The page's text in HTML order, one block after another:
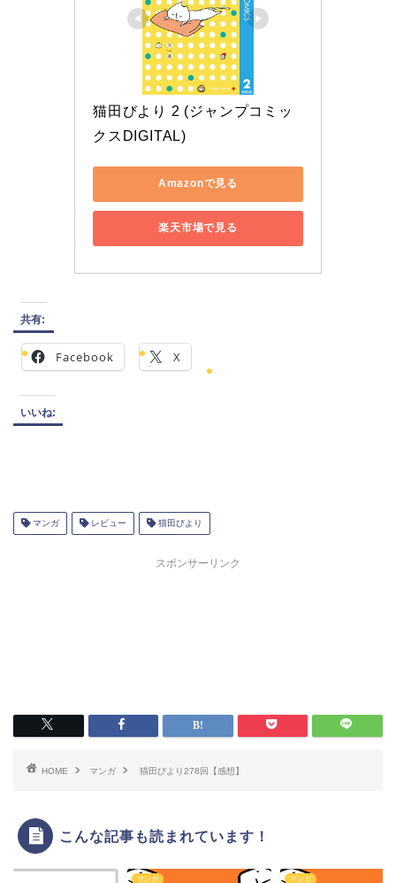
猫田びより 2 (ジャンプコミッ
クスDIGITAL)
Amazonで見る
楽天市場で見る
共有:
Facebook X
いいね:
マンガ レビュー 猫田びより
スポンサーリンク
HOME マンガ 猫田びより278回【感想】
こんな記事も読まれています！
マンガ マンガ